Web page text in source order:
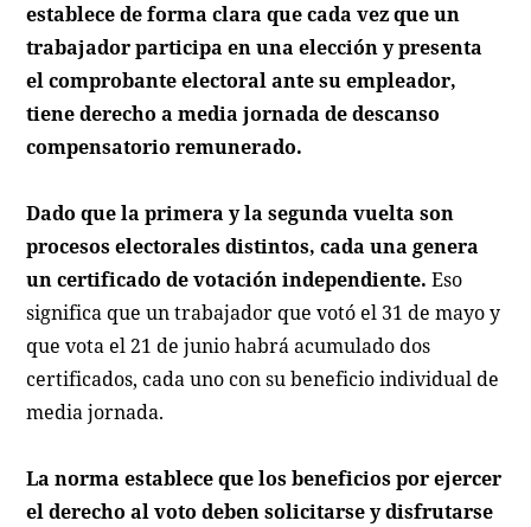
establece de forma clara que cada vez que un
trabajador participa en una elección y presenta
el comprobante electoral ante su empleador,
tiene derecho a media jornada de descanso
compensatorio remunerado.
Dado que la primera y la segunda vuelta son
procesos electorales distintos, cada una genera
un certificado de votación independiente. Eso
significa que un trabajador que votó el 31 de mayo y
que vota el 21 de junio habrá acumulado dos
certificados, cada uno con su beneficio individual de
media jornada.
La norma establece que los beneficios por ejercer
el derecho al voto deben solicitarse y disfrutarse